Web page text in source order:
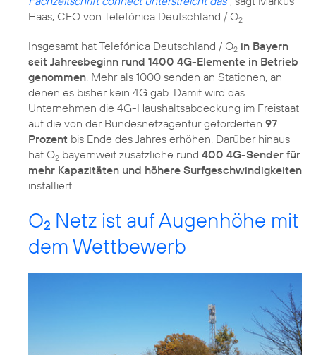
Haas, CEO von Telefónica Deutschland / O2
Insgesamt hat Telefónica Deutschland / O2 in Bayern
seit Jahresbeginn rund 1400 4G-Elemente in Betrieb
genommen . Mehr als 1000 senden an Stationen, an
denen es bisher kein 4G gab. Damit wird das
Unternehmen die 4G-Haushaltsabdeckung im Freistaat
auf die von der Bundesnetzagentur geforderten 97
Prozent bis Ende des Jahres erhöhen. Darüber hinaus
hat O2 bayernweit zusätzliche rund 400 4G-Sender für
mehr Kapazitäten und höhere Surfgeschwindigkeiten
installiert.
O2 Netz ist auf Augenhöhe mit
dem Wettbewerb